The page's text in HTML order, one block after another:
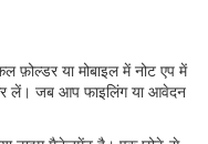
फ़ोल्डर या मोबाइल में नोट एप में
लें। जब आप फाइलिंग या आवेदन